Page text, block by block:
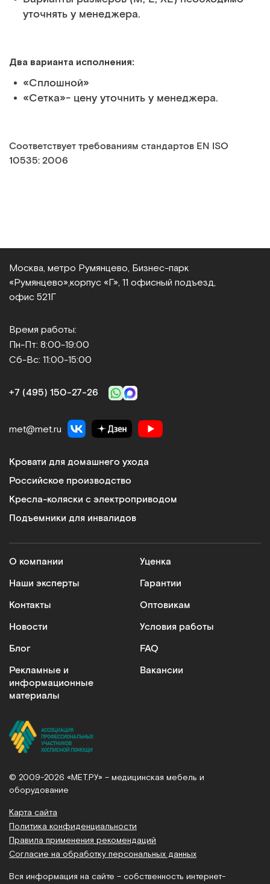
уточнять у менеджера.
Два варианта исполнения:
«Сплошной»
«Сетка»- цену уточнить у менеджера.
Cоответствует требованиям стандартов EN ISO
10535: 2006
Москва, метро Румянцево, Бизнес‑парк
«Румянцево», корпус «Г», 11 офисный подъезд,
офис 521Г
Время работы:
Пн-Пт: 8:00-19:00
Сб-Вс: 11:00-15:00
+7 (495) 150‑27‑26
met@met.ru
Кровати для домашнего ухода
Российское производство
Кресла-коляски с электроприводом
Подъемники для инвалидов
О компании
Наши эксперты
Контакты
Новости
Блог
Рекламные и
информационные
материалы
Уценка
Гарантии
Оптовикам
Условия работы
FAQ
Вакансии
© 2009-2026 «МЕТ.РУ» – медицинская мебель и
оборудование
Карта сайта
Политика конфиденциальности
Правила применения рекомендаций
Согласие на обработку персональных данных
Вся информация на сайте – собственность интернет-